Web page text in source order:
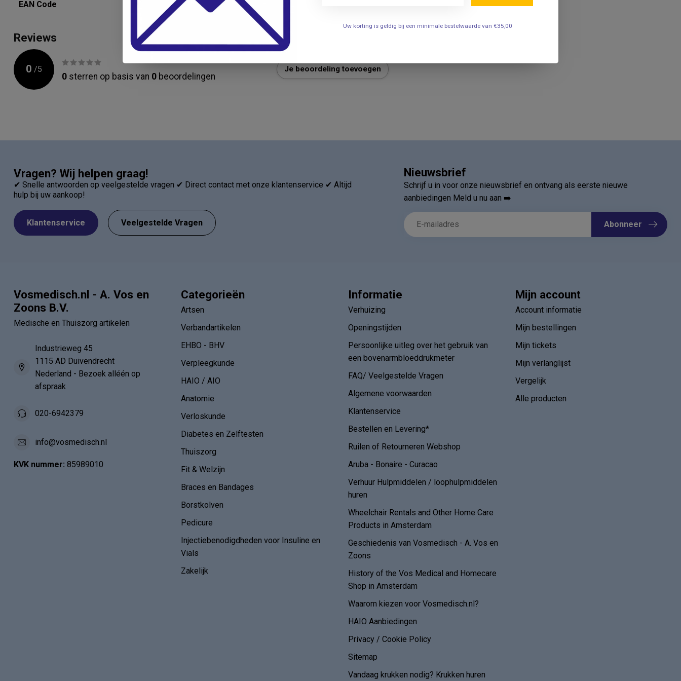
EAN Code 8713392141504
Reviews
0 /5
0 sterren op basis van 0 beoordelingen
Je beoordeling toevoegen
Vragen? Wij helpen graag!
✔ Snelle antwoorden op veelgestelde vragen ✔ Direct contact met onze klantenservice ✔ Altijd
hulp bij uw aankoop!
Klantenservice Veelgestelde Vragen
Nieuwsbrief
Schrijf u in voor onze nieuwsbrief en ontvang als eerste nieuwe
aanbiedingen Meld u nu aan ➡️
Abonneer
Vosmedisch.nl - A. Vos en
Zoons B.V.
Medische en Thuiszorg artikelen
Industrieweg 45
1115 AD Duivendrecht
Nederland - Bezoek alléén op
afspraak
020-6942379
info@vosmedisch.nl
KVK nummer: 85989010
Categorieën
Artsen
Verbandartikelen
EHBO - BHV
Verpleegkunde
HAIO / AIO
Anatomie
Verloskunde
Diabetes en Zelftesten
Thuiszorg
Fit & Welzijn
Braces en Bandages
Borstkolven
Pedicure
Injectiebenodigdheden voor Insuline en
Vials
Zakelijk
Informatie
Verhuizing
Openingstijden
Persoonlijke uitleg over het gebruik van
een bovenarmbloeddrukmeter
FAQ/ Veelgestelde Vragen
Algemene voorwaarden
Klantenservice
Bestellen en Levering*
Ruilen of Retourneren Webshop
Aruba - Bonaire - Curacao
Verhuur Hulpmiddelen / loophulpmiddelen
huren
Wheelchair Rentals and Other Home Care
Products in Amsterdam
Geschiedenis van Vosmedisch - A. Vos en
Zoons
History of the Vos Medical and Homecare
Shop in Amsterdam
Waarom kiezen voor Vosmedisch.nl?
HAIO Aanbiedingen
Privacy / Cookie Policy
Sitemap
Vandaag krukken nodig? Krukken huren
Mijn account
Account informatie
Mijn bestellingen
Mijn tickets
Mijn verlanglijst
Vergelijk
Alle producten
Uw korting is geldig bij een minimale bestelwaarde van €35,00